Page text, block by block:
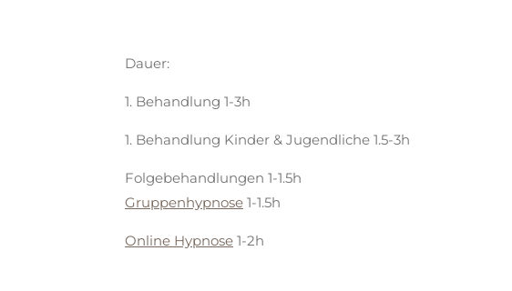
Dauer:
1. Behandlung 1-3h
1. Behandlung Kinder & Jugendliche 1.5-3h
Folgebehandlungen 1-1.5h
Gruppenhypnose 1-1.5h
Online Hypnose 1-2h